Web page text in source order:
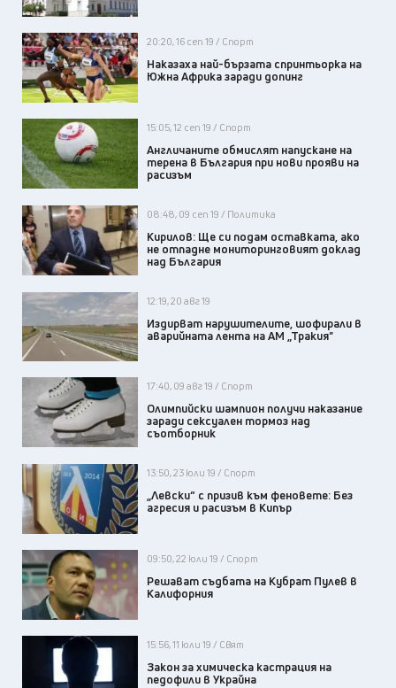
20:20, 16 сеп 19 / Спорт
Наказаха най-бързата спринтьорка на
Южна Африка заради допинг
15:05, 12 сеп 19 / Спорт
Англичаните обмислят напускане на
терена в България при нови прояви на
расизъм
08:48, 09 сеп 19 / Политика
Кирилов: Ще си подам оставката, ако
не отпадне мониторинговият доклад
над България
12:19, 20 авг 19
Издирват нарушителите, шофирали в
аварийната лента на АМ „Тракия"
17:40, 09 авг 19 / Спорт
Олимпийски шампион получи наказание
заради сексуален тормоз над
съотборник
13:50, 23 юли 19 / Спорт
„Левски“ с призив към феновете: Без
агресия и расизъм в Кипър
09:50, 22 юли 19 / Спорт
Решават съдбата на Кубрат Пулев в
Калифорния
15:56, 11 юли 19 / Свят
Закон за химическа кастрация на
педофили в Украйна